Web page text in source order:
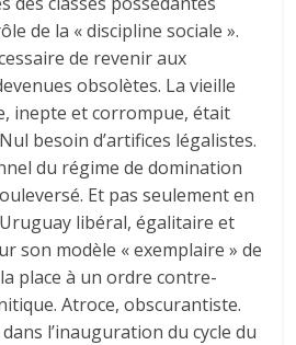
de la « discipline sociale ».
de revenir aux
obsolètes. La vieille
inepte et corrompue, était
besoin d’artifices légalistes.
du régime de domination
Et pas seulement en
libéral, égalitaire et
son modèle « exemplaire » de
place à un ordre contre-
Atroce, obscurantiste.
l’inauguration du cycle du